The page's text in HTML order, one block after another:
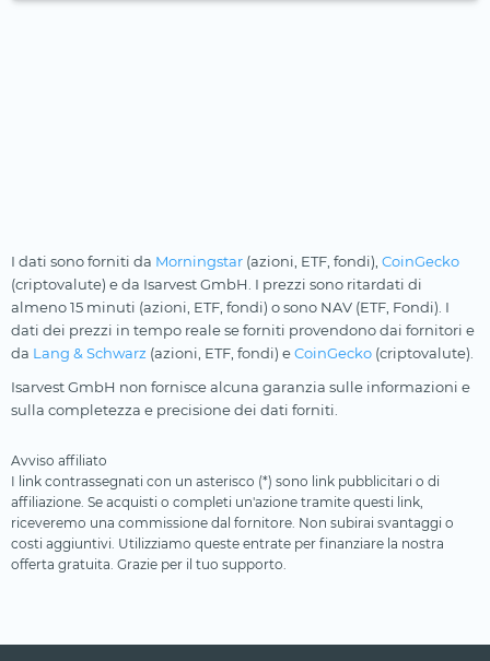
I dati sono forniti da Morningstar (azioni, ETF, fondi), CoinGecko
(criptovalute) e da Isarvest GmbH. I prezzi sono ritardati di
almeno 15 minuti (azioni, ETF, fondi) o sono NAV (ETF, Fondi). I
dati dei prezzi in tempo reale se forniti provendono dai fornitori e
da Lang & Schwarz (azioni, ETF, fondi) eCoinGecko (criptovalute).
Isarvest GmbH non fornisce alcuna garanzia sulle informazioni e
sulla completezza e precisione dei dati forniti.
Avviso affiliato
I link contrassegnati con un asterisco (*) sono link pubblicitari o di
affiliazione. Se acquisti o completi un'azione tramite questi link,
riceveremo una commissione dal fornitore. Non subirai svantaggi o
costi aggiuntivi. Utilizziamo queste entrate per finanziare la nostra
offerta gratuita. Grazie per il tuo supporto.